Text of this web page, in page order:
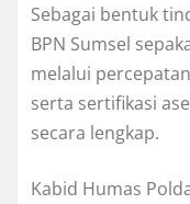
Sebagai bentuk
BPN Sumsel
melalui
serta sertifikasi
secara lengkap.
Kabid Humas